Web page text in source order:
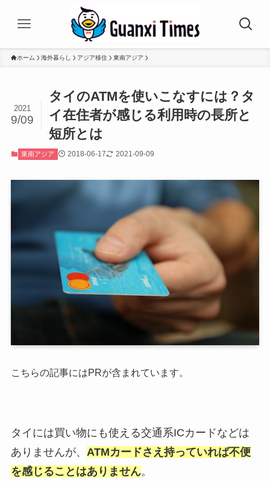
ホーム 海外暮らし アジア移住 東南アジア
タイのATMを使いこなすには？タ
イ在住者が感じる利用時の長所と
短所とは
2021
9/09
東南アジア 2018-06-17 2021-09-09
こちらの記事にはPRが含まれています。
タイには買い物にも使える交通系ICカードなどは
ありませんが、 ATMカードさえ持っていれば不便
を感じることはありません。